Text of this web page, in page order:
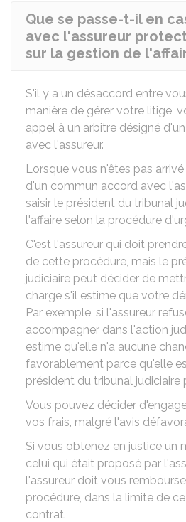
Que se passe-t-il en
avec l'assureur
sur la gestion de
S'il y a un désaccord entre
manière de gérer votre litige,
appel à un arbitre désigné
avec l'assureur.
Lorsque vous n'êtes pas
d'un commun accord avec
saisir le président du tribunal
l'affaire selon la procédure
C'est l'assureur qui doit
de cette procédure, mais le
judiciaire peut décider de
charge s'il estime que votre
Par exemple, si l'assureur
accompagner dans l'action
estime qu'elle n'a aucune
favorablement parce qu'elle
président du tribunal
Vous pouvez décider
vos frais, malgré l'avis
Si vous obtenez en justice un
celui qui était proposé par
l'assureur doit vous
procédure, dans la limite de
contrat.